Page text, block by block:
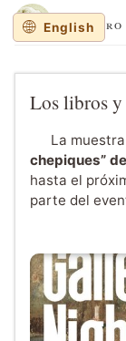
Lisandro
Los libros y
La
chepiques”
hasta el
parte del
English